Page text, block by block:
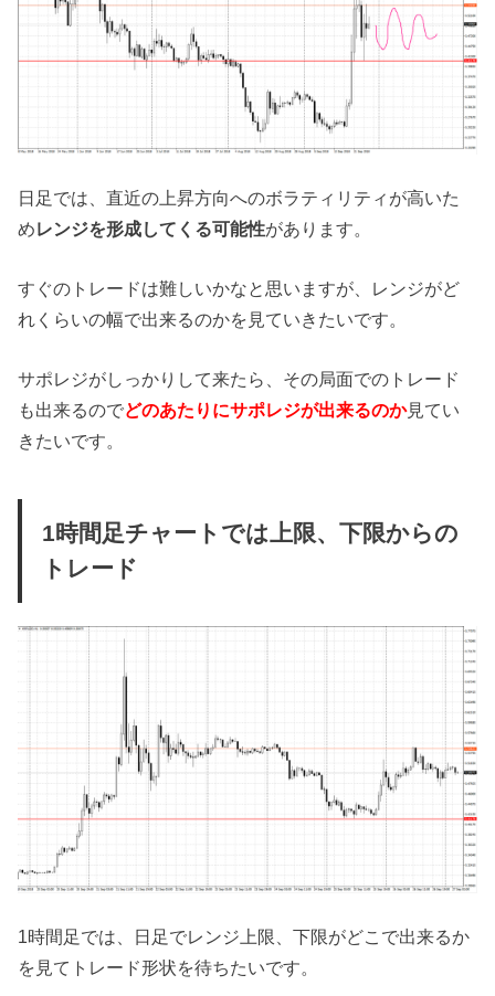
日足では、直近の上昇方向へのボラティリティが高いた
めレンジを形成してくる可能性があります。
すぐのトレードは難しいかなと思いますが、レンジがど
れくらいの幅で出来るのかを見ていきたいです。
サポレジがしっかりして来たら、その局面でのトレード
も出来るのでどのあたりにサポレジが出来るのか見てい
きたいです。
1時間足チャートでは上限、下限からの
トレード
1時間足では、日足でレンジ上限、下限がどこで出来るか
を見てトレード形状を待ちたいです。